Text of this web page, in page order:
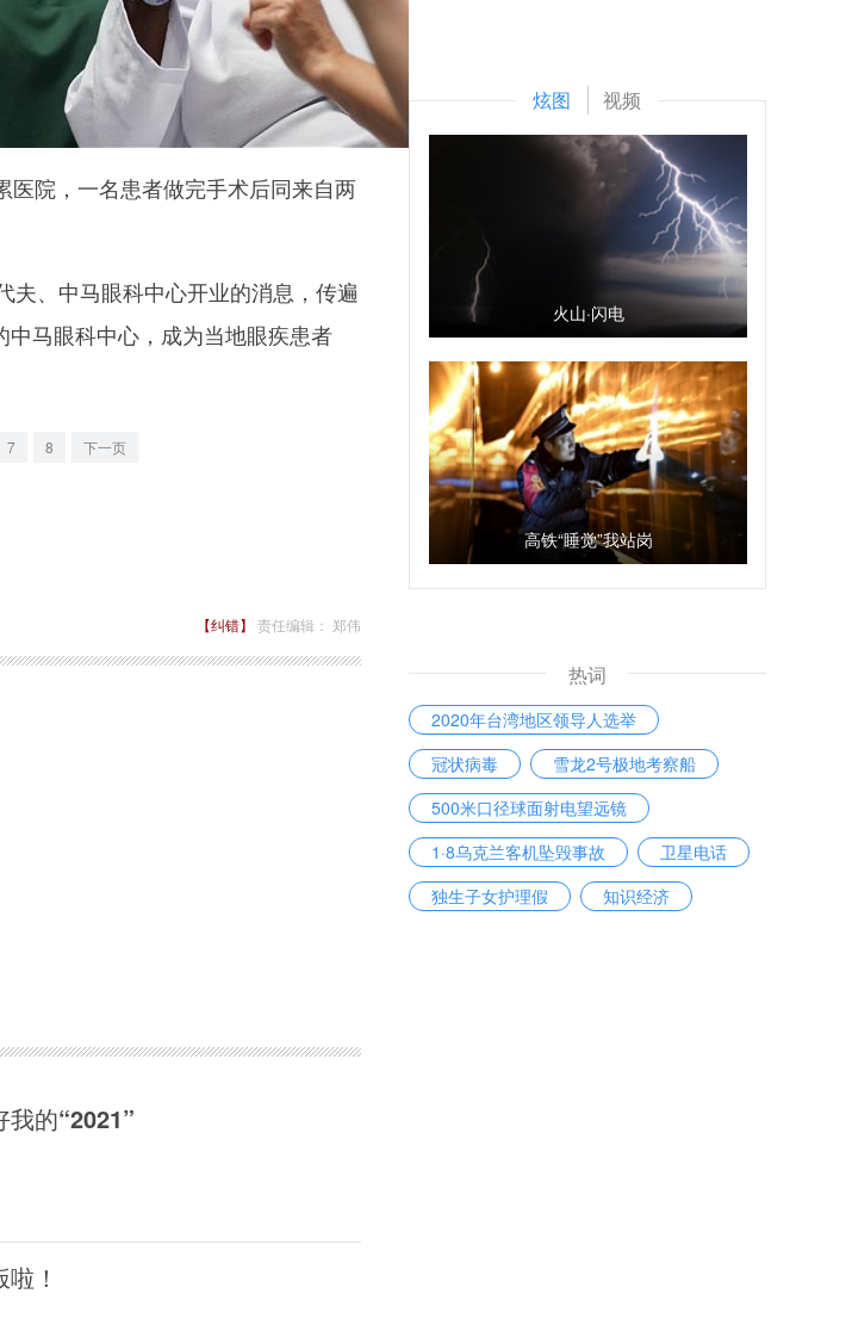
院，一名患者做完手术后同来自两
、中马眼科中心开业的消息，传遍
马眼科中心，成为当地眼疾患者
7 8 下一页
【纠错】 责任编辑： 郑伟
的“2021”
！
炫图 视频
火山·闪电
高铁“睡觉”我站岗
热词
2020年台湾地区领导人选举
冠状病毒
雪龙2号极地考察船
500米口径球面射电望远镜
1·8乌克兰客机坠毁事故
卫星电话
独生子女护理假
知识经济